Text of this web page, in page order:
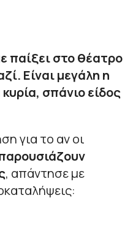
παίξει στο θέατρο
Είναι μεγάλη η
σπάνιο είδος
για το αν οι
, απάντησε με